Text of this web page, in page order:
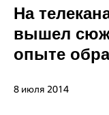
На
вышел
опыте
8 июля 2014